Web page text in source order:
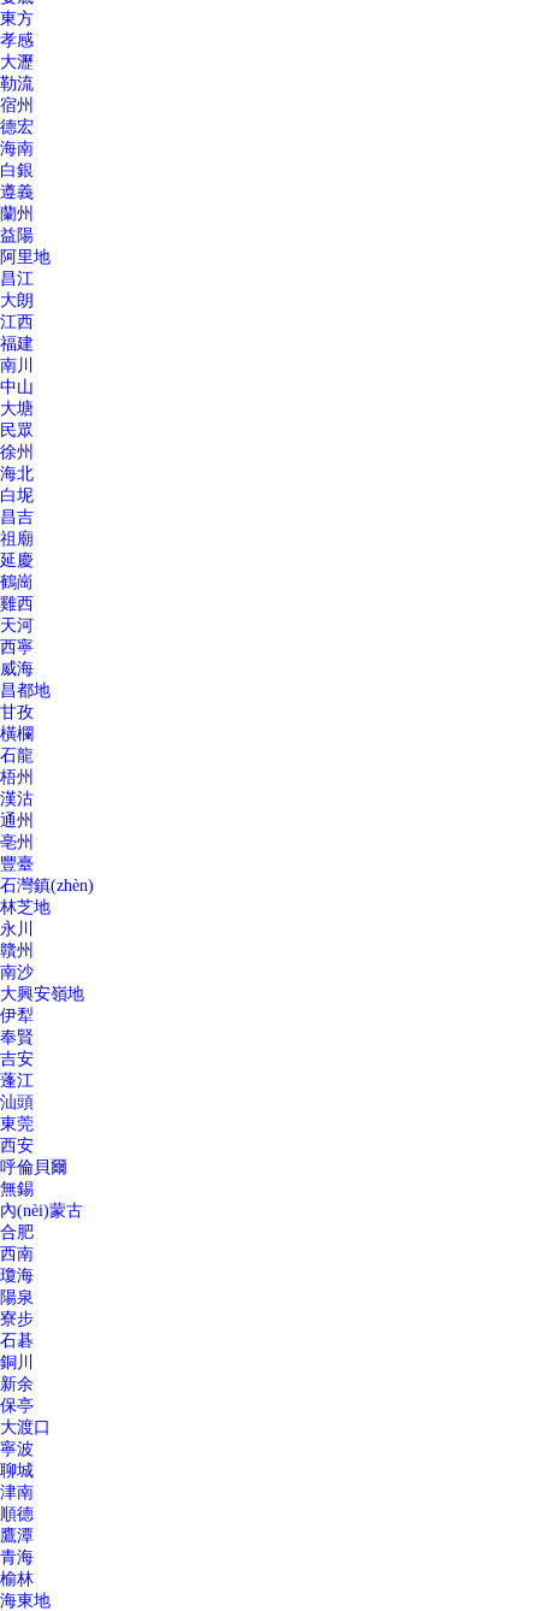
東方
孝感
大瀝
勒流
宿州
德宏
海南
白銀
遵義
蘭州
益陽
阿里地
昌江
大朗
江西
福建
南川
中山
大塘
民眾
徐州
海北
白坭
昌吉
祖廟
延慶
鶴崗
雞西
天河
西寧
威海
昌都地
甘孜
橫欄
石龍
梧州
漢沽
通州
亳州
豐臺
石灣鎮(zhèn)
林芝地
永川
贛州
南沙
大興安嶺地
伊犁
奉賢
吉安
蓬江
汕頭
東莞
西安
呼倫貝爾
無錫
內(nèi)蒙古
合肥
西南
瓊海
陽泉
寮步
石碁
銅川
新余
保亭
大渡口
寧波
聊城
津南
順德
鷹潭
青海
榆林
海東地